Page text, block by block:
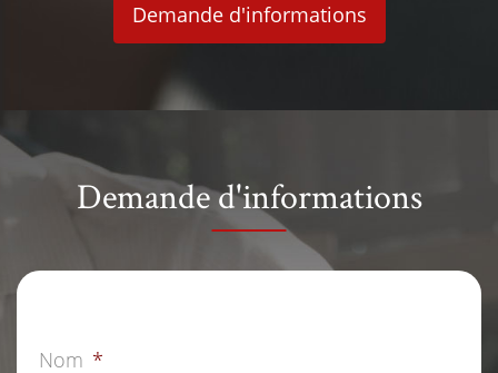
Demande d'informations
Demande d'informations
Nom *